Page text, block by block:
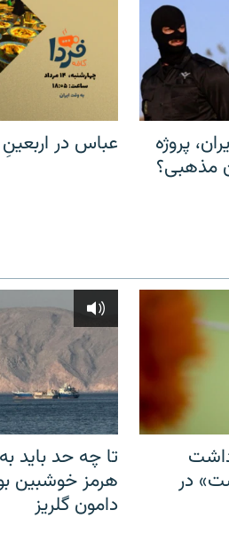
پروژه
مذهبی؟
عباس در
در
تا چه حد باید
هرمز خوشبین
دامون گلریز